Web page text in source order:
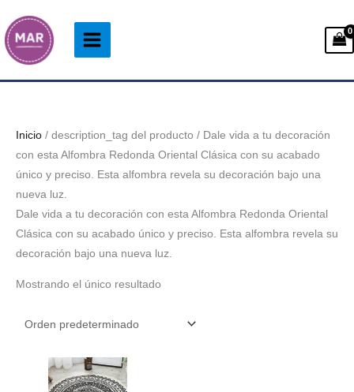
al
contenido
Inicio / description_tag del producto / Dale vida a tu decoración
con esta Alfombra Redonda Oriental Clásica con su acabado
único y preciso. Esta alfombra revela su decoración bajo una
nueva luz.
Dale vida a tu decoración con esta Alfombra Redonda Oriental
Clásica con su acabado único y preciso. Esta alfombra revela su
decoración bajo una nueva luz.
Mostrando el único resultado
Rango
de
precios: